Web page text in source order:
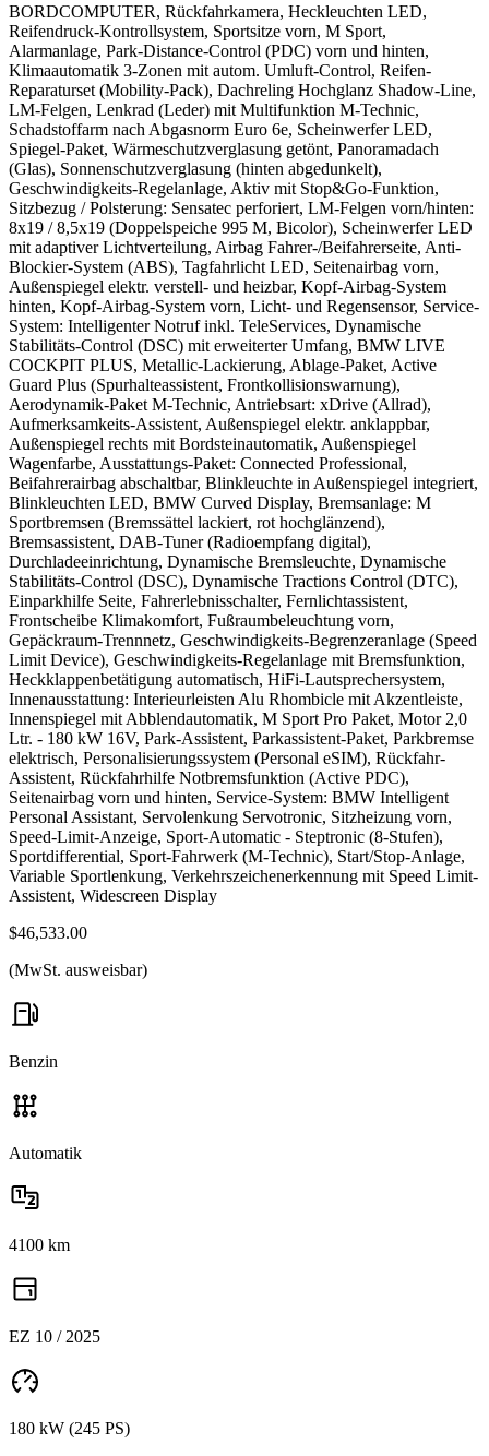
BORDCOMPUTER, Rückfahrkamera, Heckleuchten LED,
Reifendruck-Kontrollsystem, Sportsitze vorn, M Sport,
Alarmanlage, Park-Distance-Control (PDC) vorn und hinten,
Klimaautomatik 3-Zonen mit autom. Umluft-Control, Reifen-
Reparaturset (Mobility-Pack), Dachreling Hochglanz Shadow-Line,
LM-Felgen, Lenkrad (Leder) mit Multifunktion M-Technic,
Schadstoffarm nach Abgasnorm Euro 6e, Scheinwerfer LED,
Spiegel-Paket, Wärmeschutzverglasung getönt, Panoramadach
(Glas), Sonnenschutzverglasung (hinten abgedunkelt),
Geschwindigkeits-Regelanlage, Aktiv mit Stop&Go-Funktion,
Sitzbezug / Polsterung: Sensatec perforiert, LM-Felgen vorn/hinten:
8x19 / 8,5x19 (Doppelspeiche 995 M, Bicolor), Scheinwerfer LED
mit adaptiver Lichtverteilung, Airbag Fahrer-/Beifahrerseite, Anti-
Blockier-System (ABS), Tagfahrlicht LED, Seitenairbag vorn,
Außenspiegel elektr. verstell- und heizbar, Kopf-Airbag-System
hinten, Kopf-Airbag-System vorn, Licht- und Regensensor, Service-
System: Intelligenter Notruf inkl. TeleServices, Dynamische
Stabilitäts-Control (DSC) mit erweiterter Umfang, BMW LIVE
COCKPIT PLUS, Metallic-Lackierung, Ablage-Paket, Active
Guard Plus (Spurhalteassistent, Frontkollisionswarnung),
Aerodynamik-Paket M-Technic, Antriebsart: xDrive (Allrad),
Aufmerksamkeits-Assistent, Außenspiegel elektr. anklappbar,
Außenspiegel rechts mit Bordsteinautomatik, Außenspiegel
Wagenfarbe, Ausstattungs-Paket: Connected Professional,
Beifahrerairbag abschaltbar, Blinkleuchte in Außenspiegel integriert,
Blinkleuchten LED, BMW Curved Display, Bremsanlage: M
Sportbremsen (Bremssättel lackiert, rot hochglänzend),
Bremsassistent, DAB-Tuner (Radioempfang digital),
Durchladeeinrichtung, Dynamische Bremsleuchte, Dynamische
Stabilitäts-Control (DSC), Dynamische Tractions Control (DTC),
Einparkhilfe Seite, Fahrerlebnisschalter, Fernlichtassistent,
Frontscheibe Klimakomfort, Fußraumbeleuchtung vorn,
Gepäckraum-Trennnetz, Geschwindigkeits-Begrenzeranlage (Speed
Limit Device), Geschwindigkeits-Regelanlage mit Bremsfunktion,
Heckklappenbetätigung automatisch, HiFi-Lautsprechersystem,
Innenausstattung: Interieurleisten Alu Rhombicle mit Akzentleiste,
Innenspiegel mit Abblendautomatik, M Sport Pro Paket, Motor 2,0
Ltr. - 180 kW 16V, Park-Assistent, Parkassistent-Paket, Parkbremse
elektrisch, Personalisierungssystem (Personal eSIM), Rückfahr-
Assistent, Rückfahrhilfe Notbremsfunktion (Active PDC),
Seitenairbag vorn und hinten, Service-System: BMW Intelligent
Personal Assistant, Servolenkung Servotronic, Sitzheizung vorn,
Speed-Limit-Anzeige, Sport-Automatic - Steptronic (8-Stufen),
Sportdifferential, Sport-Fahrwerk (M-Technic), Start/Stop-Anlage,
Variable Sportlenkung, Verkehrszeichenerkennung mit Speed Limit-
Assistent, Widescreen Display
$46,533.00
(MwSt. ausweisbar)
Benzin
Automatik
4100 km
EZ 10 / 2025
180 kW (245 PS)